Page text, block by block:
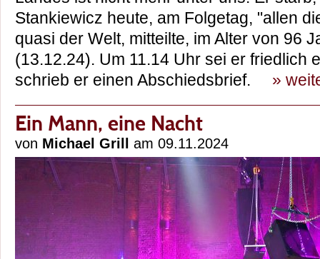
Stankiewicz heute, am Folgetag, "allen
quasi der Welt, mitteilte, im Alter von 96
(13.12.24). Um 11.14 Uhr sei er friedlich
schrieb er einen Abschiedsbrief. »
Ein Mann, eine Nacht
von Michael Grill am 09.11.2024